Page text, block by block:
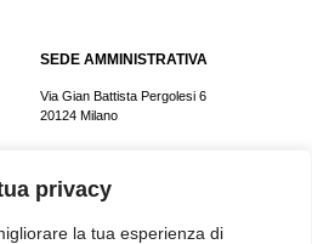
privacy
la tua esperienza di
SEDE AMMINISTRATIVA
Via Gian Battista Pergolesi 6
20124 Milano
Tel. +39 0382 572825
Fax. +39 0382 479091